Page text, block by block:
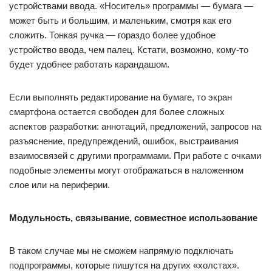
устройствами ввода. «Носитель» программы — бумага —
может быть и большим, и маленьким, смотря как его
сложить. Тонкая ручка — гораздо более удобное
устройство ввода, чем палец. Кстати, возможно, кому-то
будет удобнее работать карандашом.
Если выполнять редактирование на бумаге, то экран
смартфона остается свободен для более сложных
аспектов разработки: аннотаций, предложений, запросов на
разъяснение, предупреждений, ошибок, выстраивания
взаимосвязей с другими программами. При работе с очками
подобные элементы могут отображаться в наложенном
слое или на периферии.
Модульность, связывание, совместное использование
В таком случае мы не сможем напрямую подключать
подпрограммы, которые пишутся на других «холстах».